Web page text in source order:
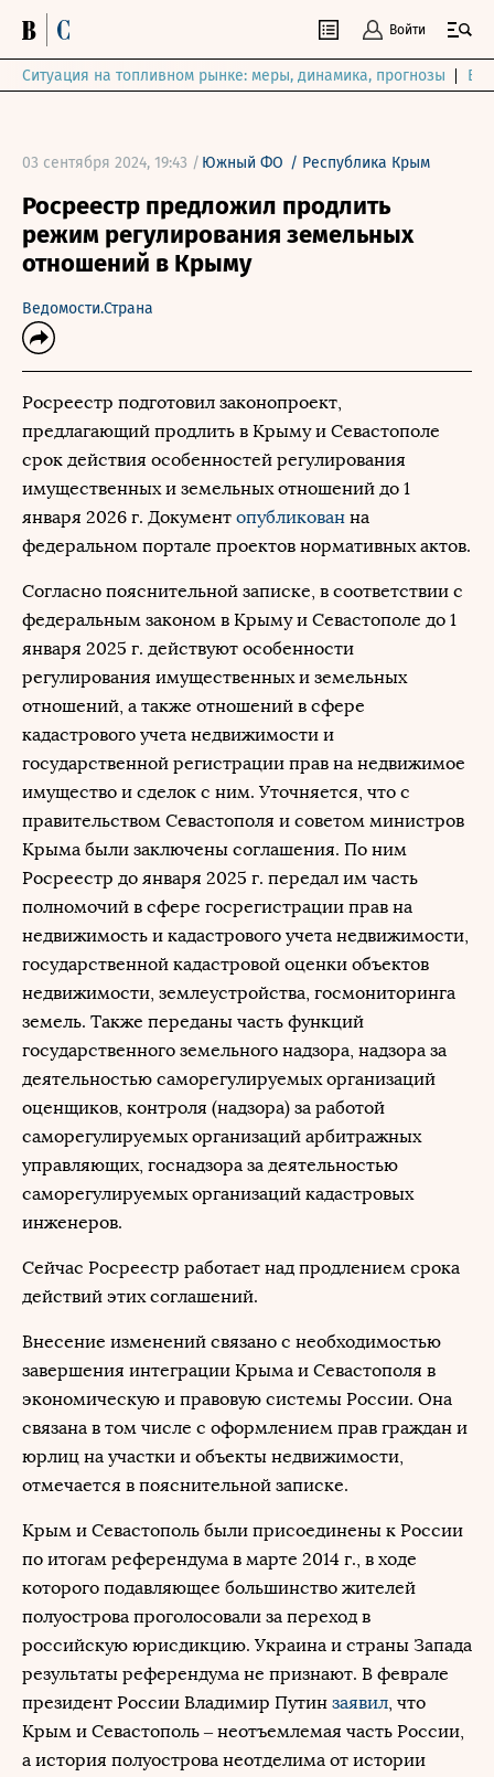
Войти
Ситуация на топливном рынке: меры, динамика, прогнозы
03 сентября 2024, 19:43 / Южный ФО / Республика Крым
Росреестр предложил продлить
режим регулирования земельных
отношений в Крыму
Ведомости.Страна
Росреестр подготовил законопроект,
предлагающий продлить в Крыму и Севастополе
срок действия особенностей регулирования
имущественных и земельных отношений до 1
января 2026 г. Документ опубликован на
федеральном портале проектов нормативных актов.
Согласно пояснительной записке, в соответствии с
федеральным законом в Крыму и Севастополе ‎до 1
января 2025 г. действуют особенности
регулирования имущественных и земельных
отношений, а также отношений в сфере
кадастрового учета недвижимости и
государственной регистрации прав на недвижимое
имущество и сделок с ним. Уточняется, что с
правительством Севастополя и советом министров
Крыма были заключены соглашения. По ним
Росреестр ‎до января 2025 г. передал им часть
полномочий в сфере госрегистрации прав на
недвижимость и кадастрового учета недвижимости,
государственной кадастровой оценки объектов
недвижимости, землеустройства, госмониторинга
земель. Также переданы часть функций
государственного земельного надзора, надзора за
деятельностью саморегулируемых организаций
оценщиков, контроля (надзора) за работой
саморегулируемых организаций арбитражных
управляющих, госнадзора за деятельностью
саморегулируемых организаций кадастровых
инженеров.
Сейчас Росреестр работает над продлением срока
действий этих соглашений.
Внесение изменений связано с необходимостью
завершения интеграции Крыма и Севастополя в
экономическую и правовую системы России. Она
связана в том числе с оформлением прав граждан и
юрлиц на участки и объекты недвижимости,
отмечается в пояснительной записке.
Крым и Севастополь были присоединены к России
по итогам референдума в марте 2014 г., в ходе
которого подавляющее большинство жителей
полуострова проголосовали за переход в
российскую юрисдикцию. Украина и страны Запада
результаты референдума не признают. В феврале
президент России Владимир Путин заявил, что
Крым и Севастополь – неотъемлемая часть России,
а история полуострова неотделима от истории